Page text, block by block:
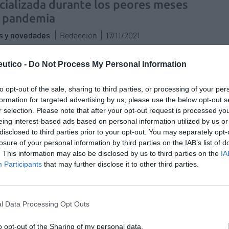
- Do Not Process My Personal Information
opt-out of the sale, sharing to third parties, or processing of your
for targeted advertising by us, please use the below opt-out
selection. Please note that after your opt-out request is processed
interest-based ads based on personal information utilized by us
to third parties prior to your opt-out. You may separately
of your personal information by third parties on the IAB’s list of
This information may also be disclosed by us to third parties on the
Participants that may further disclose it to other third parties.
Data Processing Opt Outs
opt-out of the Sharing of my personal data.
durante los peores meses
pandemia
y novedades Redacción 17/11/2021
de Valladolid
de mayores y colectivos
y novedades Redacción
25/02/2021
Oficial de Farmacéuticos (COF) de Valladolid
con la Guardia Civil en la protección de mayores,
con diversidad funcional y otros colectivos
vulnerables ante fenómenos delincuenciales y
personal,» así como maltratos, abusos, violencia de
en el acuerdo de colaboración en el marco del “Plan
del COF de Valladolid, y Juan Miguel Recio Álvarez,